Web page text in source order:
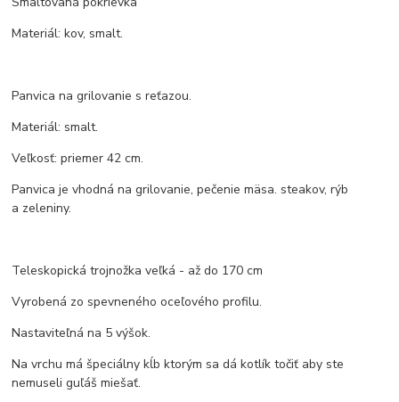
Materiál: kov, smalt.
Panvica na grilovanie s reťazou.
Materiál: smalt.
Veľkosť: priemer 42 cm.
Panvica je vhodná na grilovanie, pečenie mäsa. steakov, rýb
a zeleniny.
Teleskopická trojnožka veľká - až do 170 cm
Vyrobená zo spevneného oceľového profilu.
Nastaviteľná na 5 výšok.
Na vrchu má špeciálny kĺb ktorým sa dá kotlík točiť aby ste
nemuseli guľáš miešať.